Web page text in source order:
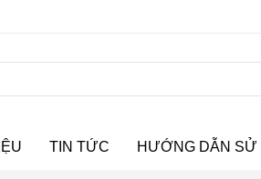
TIN TỨC HƯỚNG DẪN SỬ